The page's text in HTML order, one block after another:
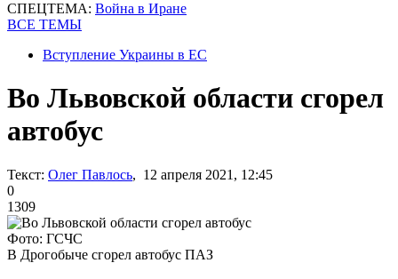
СПЕЦТЕМА: Война в Иране
ВСЕ ТЕМЫ
Вступление Украины в ЕС
Во Львовской области сгорел
автобус
Текст: Олег Павлось, 12 апреля 2021, 12:45
0
1309
Фото: ГСЧС
В Дрогобыче сгорел автобус ПАЗ